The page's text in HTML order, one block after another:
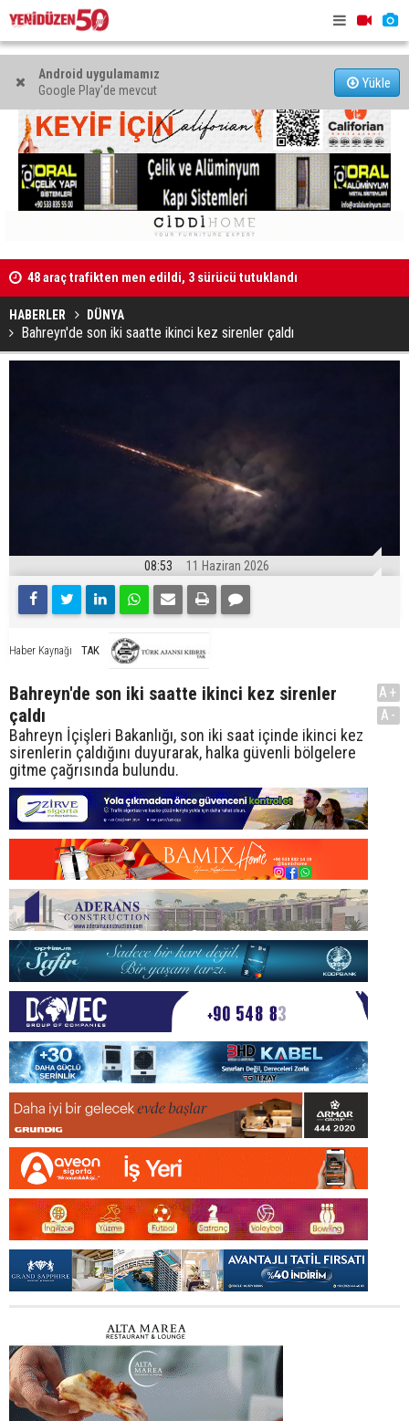
Android uygulamamız
Google Play'de mevcut
Yükle
Kaldırıma düşen scooter sürücüsü yaralandı
HABERLER DÜNYA
Bahreyn'de son iki saatte ikinci kez sirenler çaldı
08:53 11 Haziran 2026
Haber Kaynağı TAK
Bahreyn'de son iki saatte ikinci kez sirenler
çaldı
Bahreyn İçişleri Bakanlığı, son iki saat içinde ikinci kez
sirenlerin çaldığını duyurarak, halka güvenli bölgelere
gitme çağrısında bulundu.
A+
A-